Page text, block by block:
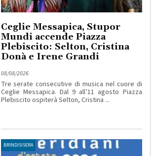
Ceglie Messapica, Stupor
Mundi accende Piazza
Plebiscito: Selton, Cristina
Donà e Irene Grandi
08/08/2026
Tre serate consecutive di musica nel cuore di
Ceglie Messapica. Dal 9 all’11 agosto Piazza
Plebiscito ospiterà Selton, Cristina ...
BRINDISISERA